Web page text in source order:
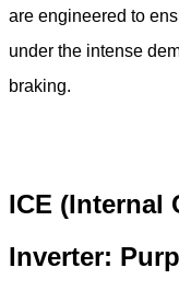
are engineered to
under the intense
braking.
ICE (Internal
Inverter: